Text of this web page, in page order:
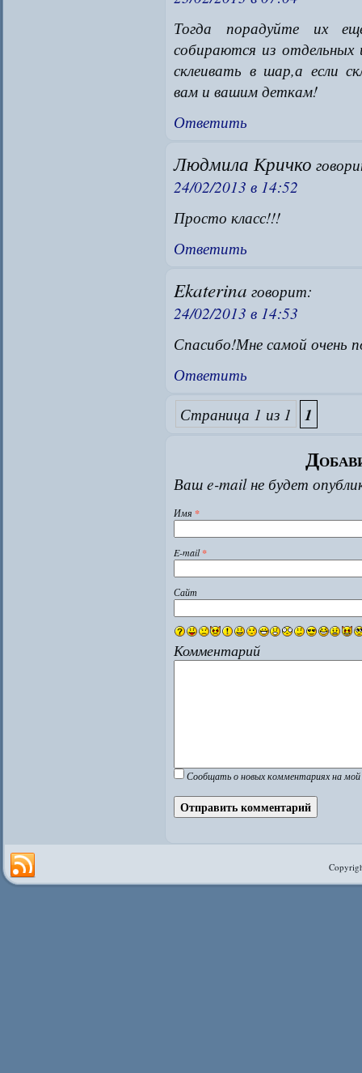
Тогда порадуйте их
собираются из
склеивать в шар,а если
вам и вашим деткам!
Ответить
Людмила Кричко
24/02/2013 в 14:52
Просто класс!!!
Ответить
Ekaterina говорит:
24/02/2013 в 14:53
Спасибо!Мне самой очень
Ответить
Страница 1 из 1
1
Ваш e-mail не будет
Имя *
E-mail*
Сайт
Комментарий
Сообщать о новых комментариях на мой